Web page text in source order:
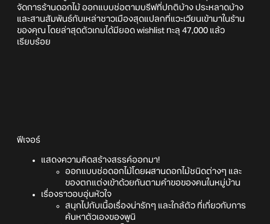
จัดการร้านดอกไม้ ออกแบบช่อตามบรีฟที่ปกติบ้าง ประหลาดบ้าง
และสานสัมพันธ์กับเหล่าชาวเมืองสุดแปลกที่แวะเวียนเข้ามาในร้าน
ของคุณ โดยล่าสุดตัวเกมได้มียอด wishlist ทะลุ 47,000 แล้ว
เรียบร้อย
ฟีเจอร์
แสดงความคิดสร้างสรรค์ออกมา!
ออกแบบช่อดอกไม้โดยผสานดอกไม้ชนิดต่างๆ และ
ของตกแต่งเข้าด้วยกันตามคำขอของคนในหมู่บ้าน
เรื่องราวอบอุ่นหัวใจ
สนุกไปกับเนื้อเรื่องน่ารักๆ และใกล้ตัว ที่เกี่ยวกับการ
ค้นหาตัวเองของพูนิ